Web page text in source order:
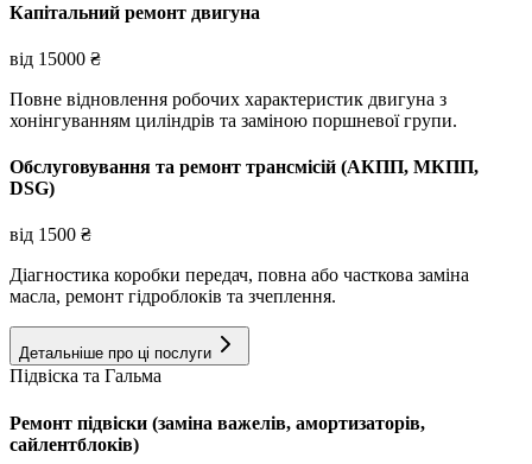
Капітальний ремонт двигуна
від 15000 ₴
Повне відновлення робочих характеристик двигуна з
хонінгуванням циліндрів та заміною поршневої групи.
Обслуговування та ремонт трансмісій (АКПП, МКПП,
DSG)
від 1500 ₴
Діагностика коробки передач, повна або часткова заміна
масла, ремонт гідроблоків та зчеплення.
Детальніше про ці послуги
Підвіска та Гальма
Ремонт підвіски (заміна важелів, амортизаторів,
сайлентблоків)